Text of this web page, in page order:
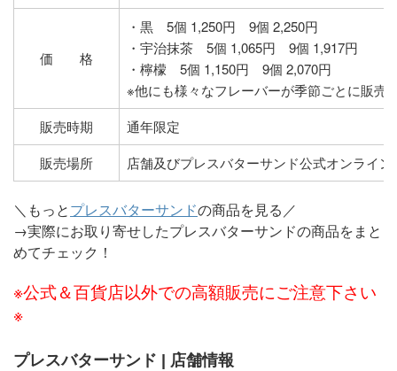
価 格
・黒 5個 1,250円 9個 2,250円
・宇治抹茶 5個 1,065円 9個 1,917円
・檸檬 5個 1,150円 9個 2,070円
※他にも様々なフレーバーが季節ごとに販売
販売時期
通年限定
販売場所
店舗及びプレスバターサンド公式オンライ
＼もっとプレスバターサンドの商品を見る／
→実際にお取り寄せしたプレスバターサンドの商品をまと
めてチェック！
※公式＆百貨店以外での高額販売にご注意下さい
※
プレスバターサンド | 店舗情報